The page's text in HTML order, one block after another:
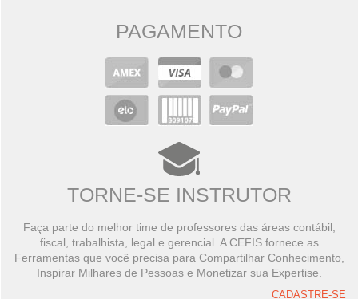
PAGAMENTO
TORNE-SE INSTRUTOR
Faça parte do melhor time de professores das áreas contábil,
fiscal, trabalhista, legal e gerencial. A CEFIS fornece as
Ferramentas que você precisa para Compartilhar Conhecimento,
Inspirar Milhares de Pessoas e Monetizar sua Expertise.
CADASTRE-SE